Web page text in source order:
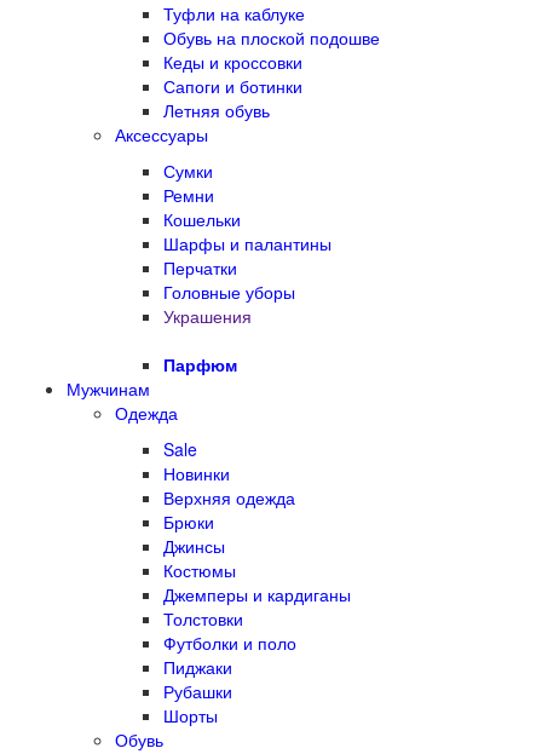
Туфли на каблуке
Обувь на плоской подошве
Кеды и кроссовки
Сапоги и ботинки
Летняя обувь
Аксессуары
Сумки
Ремни
Кошельки
Шарфы и палантины
Перчатки
Головные уборы
Украшения
Парфюм
Мужчинам
Одежда
Sale
Новинки
Верхняя одежда
Брюки
Джинсы
Костюмы
Джемперы и кардиганы
Толстовки
Футболки и поло
Пиджаки
Рубашки
Шорты
Обувь